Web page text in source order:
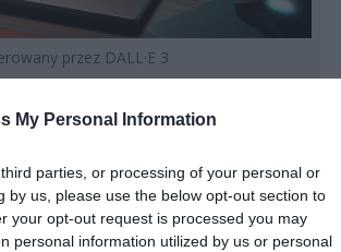
My Personal Information
parties, or processing of your personal or
us, please use the below opt-out section to
your opt-out request is processed you may
personal information utilized by us or personal
przez DALL·E 3